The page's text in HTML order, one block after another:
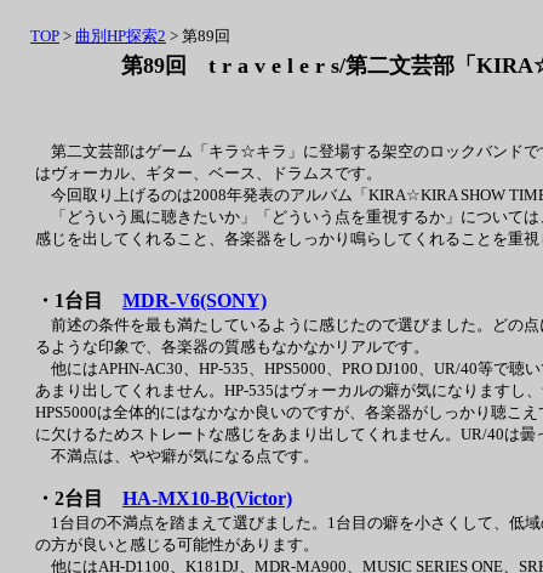
第89回 t r a v e l e r s/第二文芸部「
第二文芸部はゲーム「キラ☆キラ」に登場する架空のロックバンド
はヴォーカル、ギター、ベース、ドラムスです。
今回取り上げるのは2008年発表のアルバム「KIRA☆KIRA SHOW
「どういう風に聴きたいか」「どういう点を重視するか」について
感じを出してくれること、各楽器をしっかり鳴らしてくれることを重
・1台目 MDR-V6(SONY)
前述の条件を最も満たしているように感じたので選びました。どの
るような印象で、各楽器の質感もなかなかリアルです。
他にはAPHN-AC30、HP-535、HPS5000、PRO DJ100、UR/40等で
あまり出してくれません。HP-535はヴォーカルの癖が気になりますし
HPS5000は全体的にはなかなか良いのですが、各楽器がしっかり聴こ
に欠けるためストレートな感じをあまり出してくれません。UR/40は
不満点は、やや癖が気になる点です。
・2台目 HA-MX10-B(Victor)
1台目の不満点を踏まえて選びました。1台目の癖を小さくして、低
の方が良いと感じる可能性があります。
他にはAH-D1100、K181DJ、MDR-MA900、MUSIC SERIES ONE、
TOP > 曲別HP探索2 > 第89回